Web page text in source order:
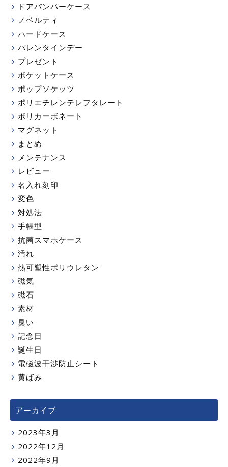
ドアバンパーケース
ノベルティ
ハードケース
バレンタインデー
プレゼント
ポケットケース
ポップソケッツ
ポリエチレンテレフタレート
ポリカーボネート
マグネット
まとめ
メンテナンス
レビュー
名入れ刻印
変色
対処法
手帳型
抗菌スマホケース
汚れ
熱可塑性ポリウレタン
磁気
磁石
素材
臭い
記念日
誕生日
電磁波干渉防止シート
黄ばみ
アーカイブ
2023年3月
2022年12月
2022年9月